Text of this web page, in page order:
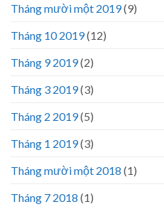
Tháng mười một 2019(9)
Tháng 10 2019(12)
Tháng 9 2019(2)
Tháng 3 2019(3)
Tháng 2 2019(5)
Tháng 1 2019(3)
Tháng mười một 2018 (1)
Tháng 7 2018 (1)